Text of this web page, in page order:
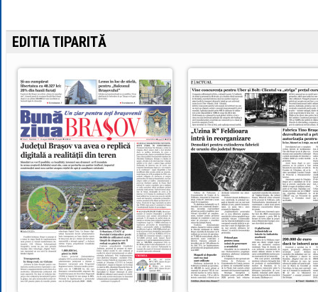
EDITIA TIPARITĂ